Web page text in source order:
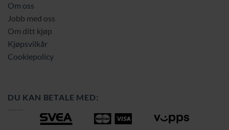
Om oss
Jobb med oss
Om ditt kjøp
Kjøpsvilkår
Cookiepolicy
DU KAN BETALE MED: